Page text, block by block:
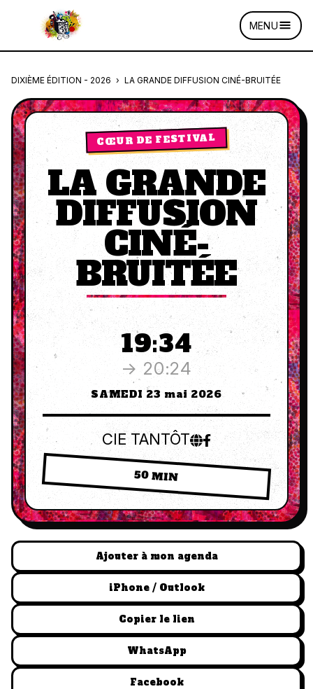
MENU
DIXIÈME ÉDITION - 2026 › LA GRANDE DIFFUSION CINÉ-BRUITÉE
CŒUR DE FESTIVAL
SAMEDI 23 mai 2026
19:34
→ 20:24
LA GRANDE
DIFFUSION
CINÉ-
BRUITÉE
CIE TANTÔT
50 MIN
Ajouter à mon agenda
iPhone / Outlook
Copier le lien
WhatsApp
Facebook